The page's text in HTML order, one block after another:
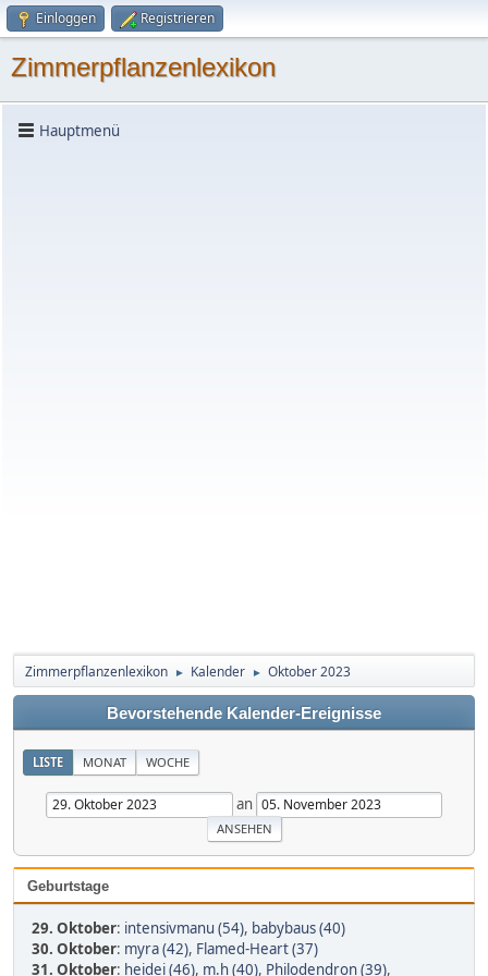
Einloggen Registrieren
Zimmerpflanzenlexikon
Hauptmenü
Zimmerpflanzenlexikon ► Kalender ► Oktober 2023
Bevorstehende Kalender-Ereignisse
LISTE MONAT WOCHE
an
Geburtstage
29. Oktober: intensivmanu (54), babybaus (40)
30. Oktober: myra (42), Flamed-Heart (37)
31. Oktober: heidei (46), m.h (40), Philodendron (39),